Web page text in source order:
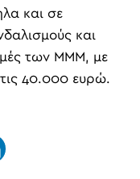
και σε
και
των ΜΜΜ, με
40.000 ευρώ.